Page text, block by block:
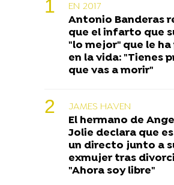
EN 2017
Antonio Banderas
que el infarto que
"lo mejor" que le ha
en la vida: "Tienes
que vas a morir"
JAMES HAVEN
El hermano de
Jolie declara que
un directo junto a
exmujer tras
"Ahora soy libre"